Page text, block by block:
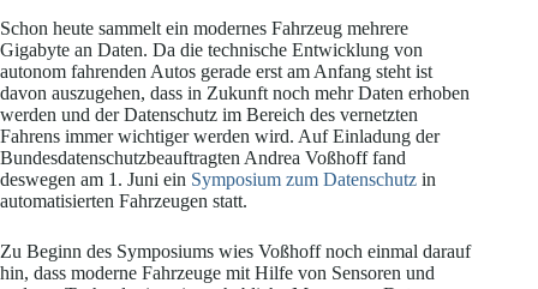
Schon heute sammelt ein modernes Fahrzeug mehrere
Gigabyte an Daten. Da die technische Entwicklung von
autonom fahrenden Autos gerade erst am Anfang steht ist
davon auszugehen, dass in Zukunft noch mehr Daten erhoben
werden und der Datenschutz im Bereich des vernetzten
Fahrens immer wichtiger werden wird. Auf Einladung der
Bundesdatenschutzbeauftragten Andrea Voßhoff fand
deswegen am 1. Juni ein Symposium zum Datenschutz in
automatisierten Fahrzeugen statt.
Zu Beginn des Symposiums wies Voßhoff noch einmal darauf
hin, dass moderne Fahrzeuge mit Hilfe von Sensoren und